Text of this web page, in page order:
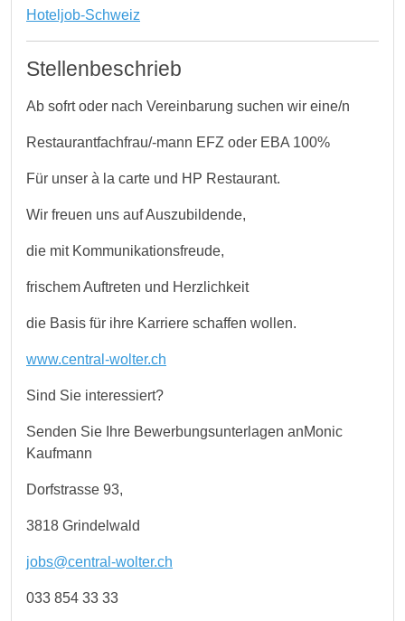
Hoteljob-Schweiz
Stellenbeschrieb
Ab sofrt oder nach Vereinbarung suchen wir eine/n
Restaurantfachfrau/-mann EFZ oder EBA 100%
Für unser à la carte und HP Restaurant.
Wir freuen uns auf Auszubildende,
die mit Kommunikationsfreude,
frischem Auftreten und Herzlichkeit
die Basis für ihre Karriere schaffen wollen.
www.central-wolter.ch
Sind Sie interessiert?
Senden Sie Ihre Bewerbungsunterlagen anMonic
Kaufmann
Dorfstrasse 93,
3818 Grindelwald
jobs@central-wolter.ch
033 854 33 33